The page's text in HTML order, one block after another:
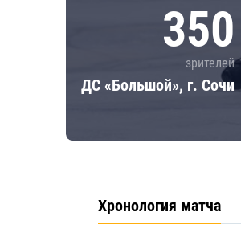
350
зрителей
ДС «Большой», г. Сочи
Хронология матча